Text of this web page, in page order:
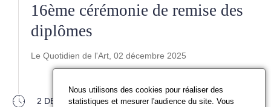
16ème cérémonie de remise des
diplômes
Le Quotidien de l'Art, 02 décembre 2025
2 DÉCEMBRE 2025
Nous utilisons des cookies pour réaliser des
statistiques et mesurer l'audience du site. Vous